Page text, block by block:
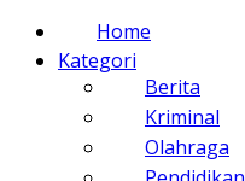
Home
Kategori
Berita
Kriminal
Olahraga